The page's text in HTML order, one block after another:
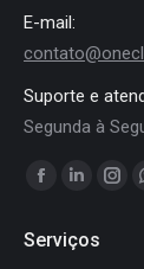
E-mail:
Suporte e
Segunda à
Encontre-nos
Facebook
opens
Linkedin
opens
Serviços